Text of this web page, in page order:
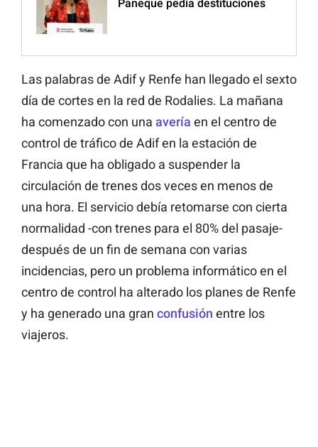
Paneque pedía destituciones
Las palabras de Adif y Renfe han llegado el sexto
día de cortes en la red de Rodalies. La mañana
ha comenzado con una avería en el centro de
control de tráfico de Adif en la estación de
Francia que ha obligado a suspender la
circulación de trenes dos veces en menos de
una hora. El servicio debía retomarse con cierta
normalidad -con trenes para el 80% del pasaje-
después de un fin de semana con varias
incidencias, pero un problema informático en el
centro de control ha alterado los planes de Renfe
y ha generado una gran confusión entre los
viajeros.